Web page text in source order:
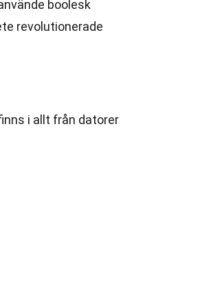
boolesk
revolutionerade
i allt från datorer